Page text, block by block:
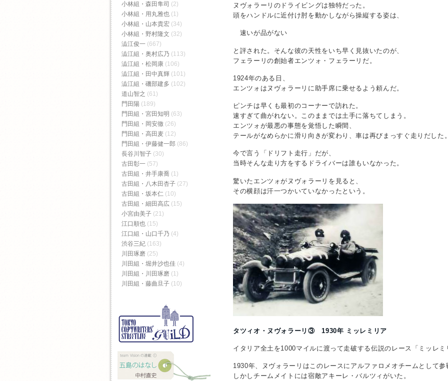
ヌヴォラーリのドライビングは独特だった。
頭をハンドルに近付け肘を動かしながら操縦する姿は、
速いが品がない
と評された。そんな彼の天性をいち早く見抜いたのが、
フェラーリの創始者エンツォ・フェラーリだ。
1924年のある日、
エンツォはヌヴォラーリに助手席に乗せるよう頼んだ。
ピンチは早くも最初のコーナーで訪れた。
速すぎて曲がれない。このままでは土手に落ちてしまう。
エンツォが最悪の事態を覚悟した瞬間、
テールがなめらかに滑り向きが変わり、車は再びまっすぐ走りだした
今で言う「ドリフト走行」だが、
当時そんな走り方をするドライバーは誰もいなかった。
驚いたエンツォがヌヴォラーリを見ると、
その横顔は汗一つかいていなかったという。
タツィオ・ヌヴォラーリ③ 1930年 ミッレミリア
イタリア全土を1000マイルに渡って走破する伝説のレース「ミッレミ
1930年、ヌヴォラーリはこのレースにアルファロメオチームとして参
しかしチームメイトには宿敵アキーレ・バルツィがいた。
小林組・森田隼司 (2)
小林組・用丸雅也 (1)
小林組・山本貴宏 (34)
小林組・野村隆文 (32)
澁江俊一 (667)
澁江組・奥村広乃 (113)
澁江組・松岡康 (106)
澁江組・田中真輝 (101)
澁江組・磯部建多 (102)
道山智之 (61)
門田陽 (189)
門田組・宮田知明 (63)
門田組・岡安徹 (26)
門田組・高田麦 (12)
門田組・伊藤健一郎 (86)
長谷川智子 (30)
古田彰一 (57)
古田組・井手康喬 (1)
古田組・八木田杏子 (27)
古田組・坂本仁 (10)
古田組・細田高広 (15)
小宮由美子 (21)
江口順也 (15)
江口組・山口千乃 (4)
渋谷三紀 (163)
川田琢磨 (25)
川田組・堀井沙也佳 (4)
川田組・川田琢磨 (1)
川田組・藤曲旦子 (10)